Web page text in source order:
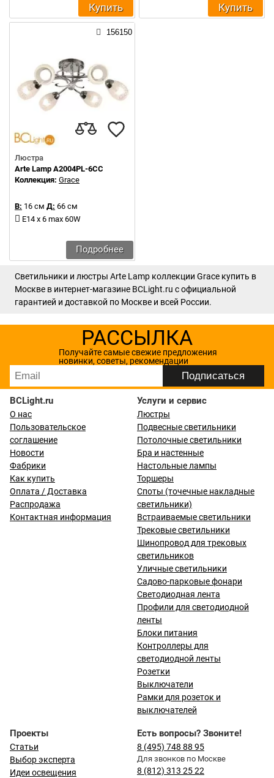
Купить Купить
156150
Люстра
Arte Lamp A2004PL-6CC
Коллекция: Grace
В: 16 см Д: 66 см
E14 x 6 max 60W
Подробнее
Светильники и люстры Arte Lamp коллекции Grace купить в
Москве в интернет-магазине BCLight.ru с официальной
гарантией и доставкой по Москве и всей России.
РАССЫЛКА
Получайте самые свежие предложения
новинки, советы, рекомендации
BCLight.ru
О нас
Пользовательское
соглашение
Новости
Фабрики
Как купить
Оплата / Доставка
Распродажа
Контактная информация
Услуги и сервис
Люстры
Подвесные светильники
Потолочные светильники
Бра и настенные
Настольные лампы
Торшеры
Споты (точечные накладные
светильники)
Встраиваемые светильники
Трековые светильники
Шинопровод для трековых
светильников
Уличные светильники
Садово-парковые фонари
Светодиодная лента
Профили для светодиодной
ленты
Блоки питания
Контроллеры для
светодиодной ленты
Розетки
Выключатели
Рамки для розеток и
выключателей
Проекты
Статьи
Выбор эксперта
Идеи освещения
Есть вопросы? Звоните!
8 (495) 748 88 95
Для звонков по Москве
8 (812) 313 25 22